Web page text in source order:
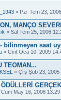
» Pzr Tem 23,
MANÇO
» Sal Tem 25, 2006
bilinmeyen saat
» Cmt Oca 10, 2009
TEOMAN...
» Çrş Şub 23, 2005
Cum May 16, 2008 13:29